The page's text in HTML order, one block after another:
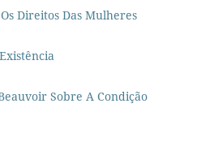
Direitos Das Mulheres
Sobre A Condição